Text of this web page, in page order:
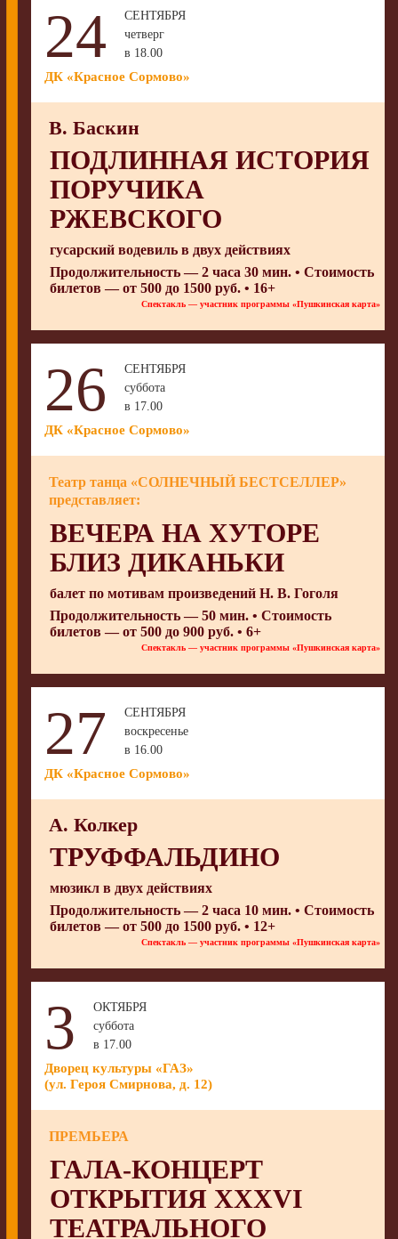
24
СЕНТЯБРЯ
четверг
в 18.00
ДК «Красное Сормово»
В. Баскин
ПОДЛИННАЯ ИСТОРИЯ
ПОРУЧИКА
РЖЕВСКОГО
гусарский водевиль в двух действиях
Продолжительность — 2 часа 30 мин. • Стоимость
билетов — от 500 до 1500 руб. • 16+
Спектакль — участник программы «Пушкинская карта»
26
СЕНТЯБРЯ
суббота
в 17.00
ДК «Красное Сормово»
Театр танца «СОЛНЕЧНЫЙ БЕСТСЕЛЛЕР»
представляет:
ВЕЧЕРА НА ХУТОРЕ
БЛИЗ ДИКАНЬКИ
балет по мотивам произведений Н. В. Гоголя
Продолжительность — 50 мин. • Стоимость
билетов — от 500 до 900 руб. • 6+
Спектакль — участник программы «Пушкинская карта»
27
СЕНТЯБРЯ
воскресенье
в 16.00
ДК «Красное Сормово»
А. Колкер
ТРУФФАЛЬДИНО
мюзикл в двух действиях
Продолжительность — 2 часа 10 мин. • Стоимость
билетов — от 500 до 1500 руб. • 12+
Спектакль — участник программы «Пушкинская карта»
3
ОКТЯБРЯ
суббота
в 17.00
Дворец культуры «ГАЗ»
(ул. Героя Смирнова, д. 12)
ПРЕМЬЕРА
ГАЛА-КОНЦЕРТ
ОТКРЫТИЯ XXXVI
ТЕАТРАЛЬНОГО